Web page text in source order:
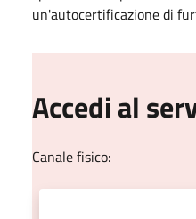
un'autocertificazione di
Accedi al
Canale fisico: